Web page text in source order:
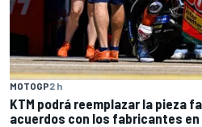
MOTOGP2 h
KTM podrá reemplazar la pieza
acuerdos con los fabricantes en